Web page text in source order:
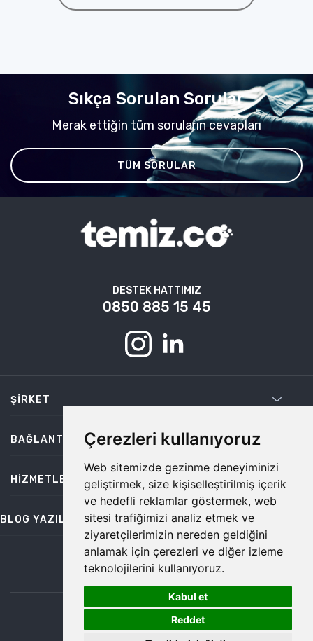
Çerezleri kullanıyoruz
Web sitemizde gezinme deneyiminizi
geliştirmek, size kişiselleştirilmiş içerik
ve hedefli reklamlar göstermek, web
sitesi trafiğimizi analiz etmek ve
ziyaretçilerimizin nereden geldiğini
anlamak için çerezleri ve diğer izleme
teknolojilerini kullanıyoruz.
Kabul et
Reddet
Sıkça Sorulan Sorular
Merak ettiğin tüm soruların cevapları
TÜM SORULAR
DESTEK HATTIMIZ
0850 885 15 45
ŞIRKET
BAĞLANTILAR
HIZMETLER
BLOG YAZILARI
bilgi@temiz.co
©2026 Temiz, Her Hakkı Saklıdır.